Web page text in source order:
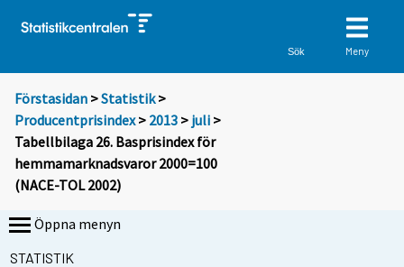
Sök Meny
Förstasidan >Statistik >
Producentprisindex> 2013 > juli >
Tabellbilaga 26. Basprisindex för
hemmamarknadsvaror 2000=100
(NACE-TOL 2002)
Öppna menyn
STATISTIK